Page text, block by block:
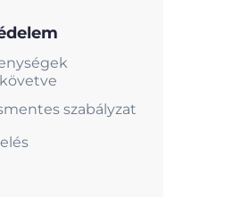
szabályzat